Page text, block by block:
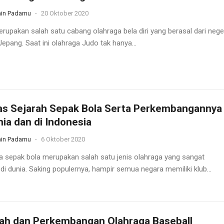
Padamu - 20 Oktober 2020
salah satu cabang olahraga bela diri yang berasal dari
Saat ini olahraga Judo tak hanya...
Sejarah Sepak Bola Serta Perkembangannya
dan di Indonesia
Padamu - 6 Oktober 2020
sepak bola merupakan salah satu jenis olahraga yang sangat
dunia. Saking populernya, hampir semua negara memiliki klub...
dan Perkembangan Olahraga Baseball